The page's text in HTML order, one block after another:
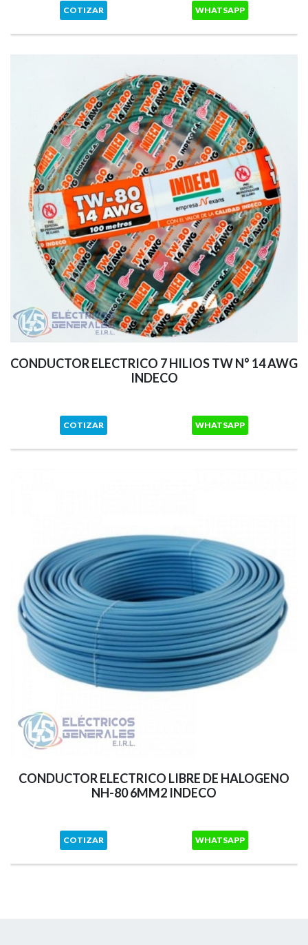
COTIZAR WHATSAPP
CONDUCTOR ELECTRICO 7 HILIOS TW N° 14 AWG
INDECO
COTIZAR WHATSAPP
CONDUCTOR ELECTRICO LIBRE DE HALOGENO
NH-80 6MM2 INDECO
COTIZAR WHATSAPP